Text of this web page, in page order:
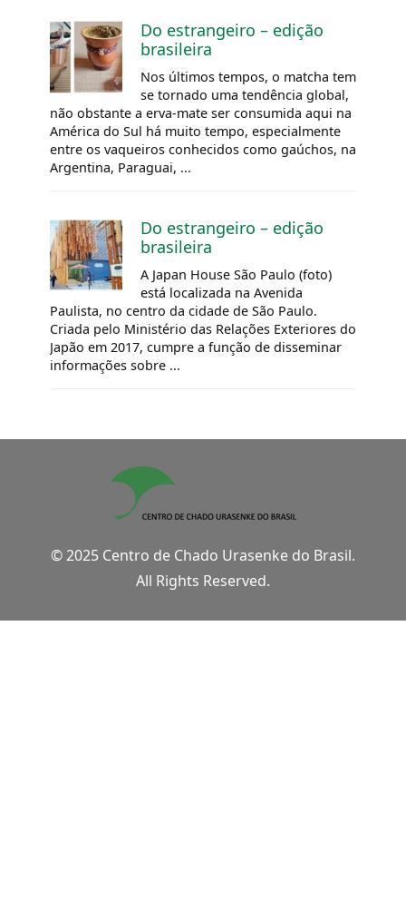
Do estrangeiro – edição
brasileira
Nos últimos tempos, o matcha tem
se tornado uma tendência global,
não obstante a erva-mate ser consumida aqui na
América do Sul há muito tempo, especialmente
entre os vaqueiros conhecidos como gaúchos, na
Argentina, Paraguai, ...
Do estrangeiro – edição
brasileira
A Japan House São Paulo (foto)
está localizada na Avenida
Paulista, no centro da cidade de São Paulo.
Criada pelo Ministério das Relações Exteriores do
Japão em 2017, cumpre a função de disseminar
informações sobre ...
© 2025 Centro de Chado Urasenke do Brasil.
All Rights Reserved.